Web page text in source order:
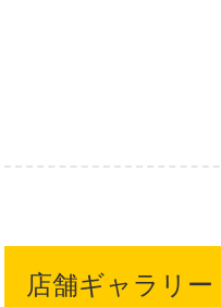
店舗ギャラリー